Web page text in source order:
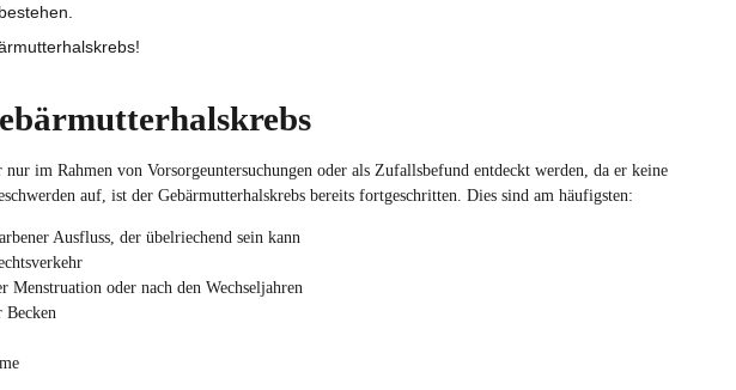
bestehen
im Rahmen von Vorsorgeuntersuchungen oder als Zufallsbefund entdeckt werden, da er keine
auf, ist der Gebärmutterhalskrebs bereits fortgeschritten. Dies sind am häufigsten:
Ausfluss, der übelriechend sein kann
Menstruation oder nach den Wechseljahren
Becken